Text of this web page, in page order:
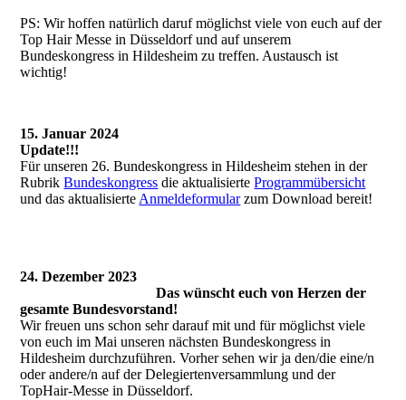
PS: Wir hoffen natürlich daruf möglichst viele von euch auf der
Top Hair Messe in Düsseldorf und auf unserem
Bundeskongress in Hildesheim zu treffen. Austausch ist
wichtig!
15. Januar 2024
Update!!!
Für unseren 26. Bundeskongress in Hildesheim stehen in der
RubrikBundeskongress die aktualisierteProgrammübersicht
und das aktualisierteAnmeldeformularzum Download bereit!
24. Dezember 2023
Das wünscht euch von Herzen der
gesamte Bundesvorstand!
Wir freuen uns schon sehr darauf mit und für möglichst viele
von euch im Mai unseren nächsten Bundeskongress in
Hildesheim durchzuführen. Vorher sehen wir ja den/die eine/n
oder andere/n auf der Delegiertenversammlung und der
TopHair-Messe in Düsseldorf.